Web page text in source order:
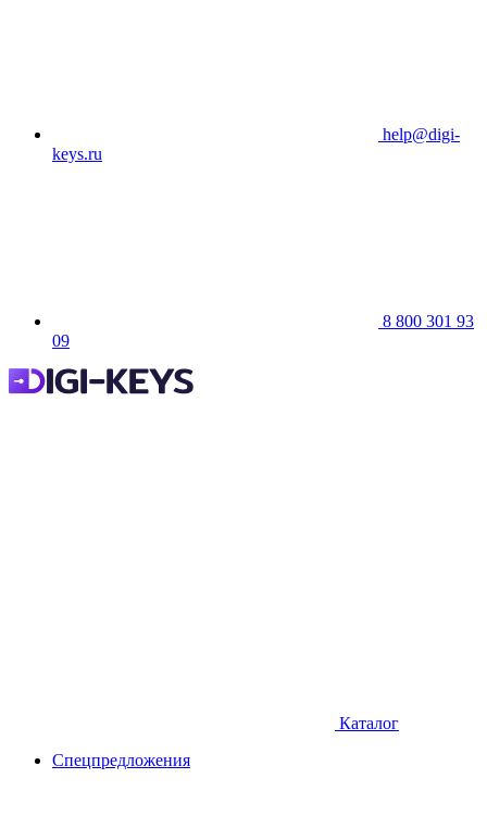
help@digi-
keys.ru
8 800 301 93
09
Каталог
Спецпредложения